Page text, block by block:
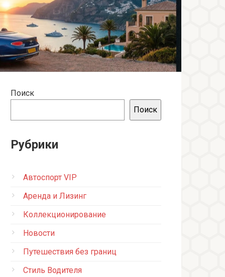
Поиск
Поиск
Рубрики
Автоспорт VIP
Аренда и Лизинг
Коллекционирование
Новости
Путешествия без границ
Стиль Водителя